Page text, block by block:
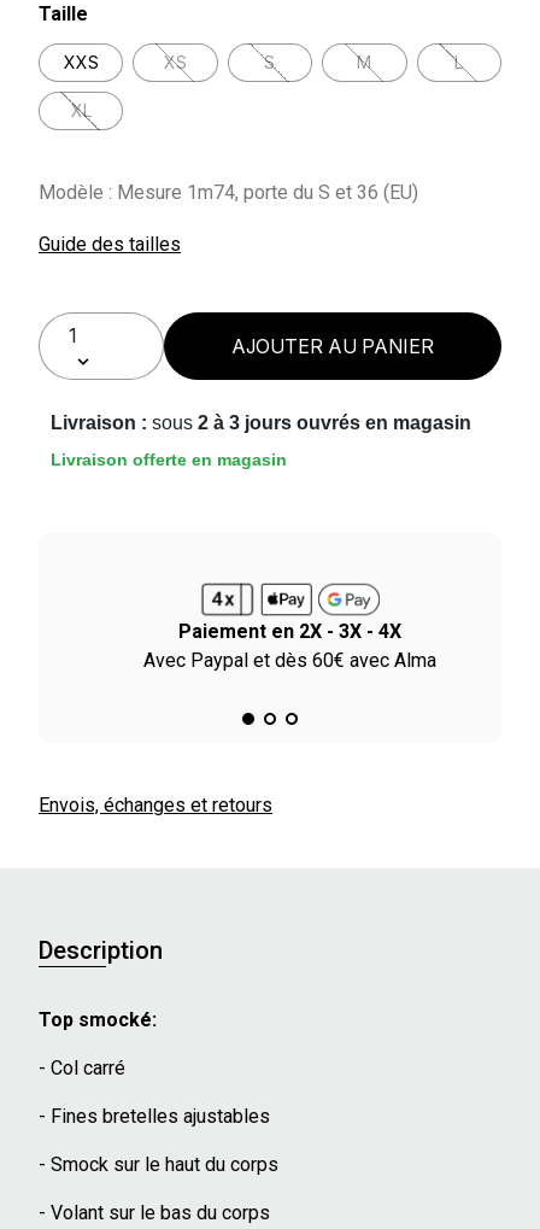
Taille
XXS XS S M L
XL
Modèle : Mesure 1m74, porte du S et 36 (EU)
Guide des tailles
AJOUTER AU PANIER
Livraison : sous 2 à 3 jours ouvrés en magasin
Livraison offerte en magasin
Paiement en 2X - 3X - 4X
Avec Paypal et dès 60€ avec Alma
Envois, échanges et retours
Description
Top smocké:
- Col carré
- Fines bretelles ajustables
- Smock sur le haut du corps
- Volant sur le bas du corps